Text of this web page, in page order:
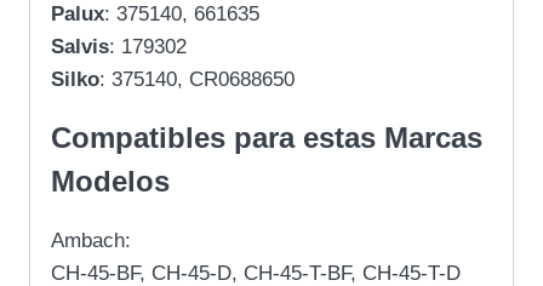
Palux: 375140, 661635
Salvis: 179302
Silko: 375140, CR0688650
Compatibles para estas Marcas
Modelos
Ambach:
CH-45-BF, CH-45-D, CH-45-T-BF, CH-45-T-D